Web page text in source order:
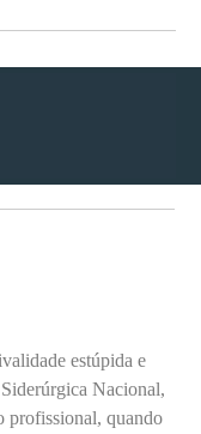
estúpida e
Nacional,
profissional, quando